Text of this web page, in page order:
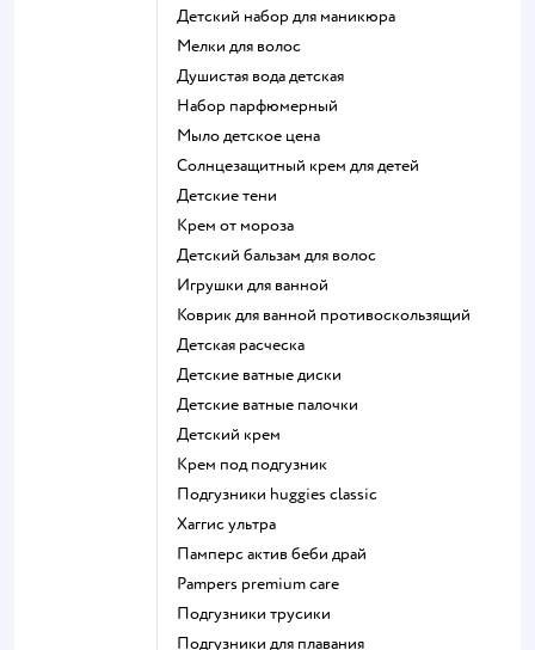
детский набор для маникюра
мелки для волос
душистая вода детская
набор парфюмерный
мыло детское цена
солнцезащитный крем для детей
детские тени
крем от мороза
детский бальзам для волос
игрушки для ванной
коврик для ванной противоскользящий
детская расческа
детские ватные диски
детские ватные палочки
детский крем
крем под подгузник
подгузники huggies classic
хаггис ультра
памперс актив беби драй
pampers premium care
подгузники трусики
подгузники для плавания